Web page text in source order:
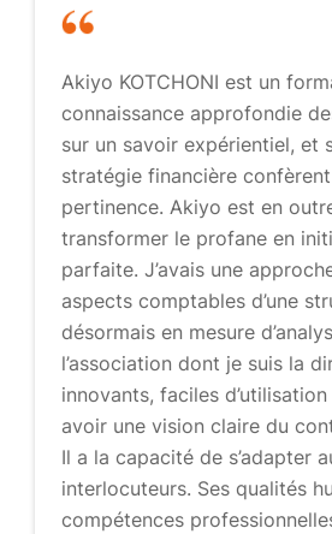
Akiyo KOTCHONI est un
connaissance approfondie
sur un savoir expérientiel, et
stratégie financière
pertinence. Akiyo est en
transformer le profane en
parfaite. J’avais une
aspects comptables d’une
désormais en mesure
l’association dont je suis la
innovants, faciles
avoir une vision claire du
Il a la capacité de s’adapter
interlocuteurs. Ses qualités
compétences